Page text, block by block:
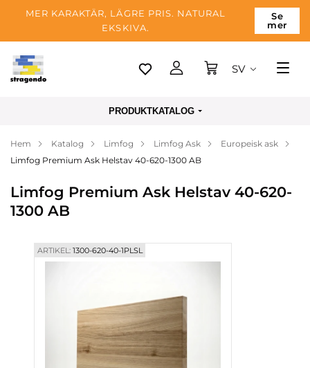
MER KARAKTÄR, LÄGRE PRIS. NATURAL
EKSKIVA.
Se
mer
Tallinn
Betalning
Blogg
SV
PRODUKTKATALOG
Hem Katalog Limfog Limfog Ask
Europeisk ask
Limfog Premium Ask Helstav 40-620-1300 AB
Limfog Premium Ask Helstav 40-620-
1300 AB
ARTIKEL:1300-620-40-1PLSL